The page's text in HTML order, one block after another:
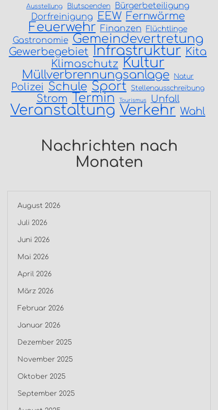
Ausstellung Blutspenden Bürgerbeteiligung
Dorfreinigung EEW Fernwärme
Feuerwehr Finanzen Flüchtlinge
Gastronomie Gemeindevertretung
Gewerbegebiet Infrastruktur Kita
Klimaschutz Kultur
Müllverbrennungsanlage Natur
Polizei Schule Sport Stellenausschreibung
Strom Termin Tourismus Unfall
Veranstaltung Verkehr Wahl
Nachrichten nach
Monaten
August 2026
Juli 2026
Juni 2026
Mai 2026
April 2026
März 2026
Februar 2026
Januar 2026
Dezember 2025
November 2025
Oktober 2025
September 2025